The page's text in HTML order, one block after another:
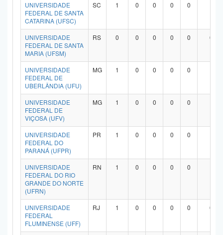
UNIVERSIDADE
FEDERAL DE SANTA
CATARINA (UFSC)
SC 1 0 0 0 0
UNIVERSIDADE
FEDERAL DE SANTA
MARIA (UFSM)
RS 0 0 0 0 0 0
UNIVERSIDADE
FEDERAL DE
UBERLÂNDIA (UFU)
MG 1 0 0 0 0
UNIVERSIDADE
FEDERAL DE
VIÇOSA (UFV)
MG 1 0 0 0 0
UNIVERSIDADE
FEDERAL DO
PARANÁ (UFPR)
PR 1 0 0 0 0
UNIVERSIDADE
FEDERAL DO RIO
GRANDE DO NORTE
(UFRN)
RN 1 0 0 0 0
UNIVERSIDADE
FEDERAL
FLUMINENSE (UFF)
RJ 1 0 0 0 0 0